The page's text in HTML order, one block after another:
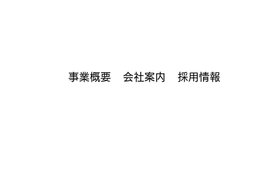
事業概要 会社案内 採用情報